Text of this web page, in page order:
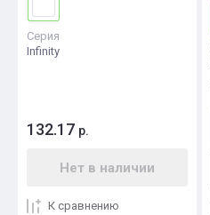
Серия
Infinity
132.17 р.
Нет в наличии
К сравнению